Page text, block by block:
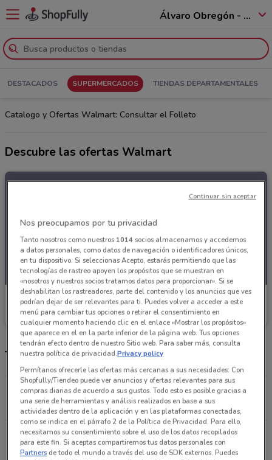
Álvaro Obregón - 01520
DESTACADOS SUPERMERCADOS TIENDAS DEPARTAMENTALES
Catalogo y Ofertas Walmart: Consultar el Folleto
Descubre las ofertas Walmart
Walmart
Caduca el 13/09
Tienda Walmart y horarios
Georgia, 53 Ciudad De México
604 m
CERRADO
DAKOTA 95 NAPOLES Ciudad De México
793 m
Nos preocupamos por tu privacidad
Tanto nosotros como nuestros 1014socios almacenamos y accedemos
a datos personales, como datos de navegación o identificadores únicos,
en tu dispositivo. Si seleccionas Acepto, estarás permitiendo que las
tecnologías de rastreo apoyen los propósitos que se muestran en
«nosotros y nuestros socios tratamos datos para proporcionar». Si se
deshabilitan los rastreadores, parte del contenido y los anuncios que ves
podrían dejar de ser relevantes para ti. Puedes volver a acceder a este
menú para cambiar tus opciones o retirar el consentimiento en
cualquier momento haciendo clic en el enlace «Mostrar los propósitos»
que aparece en el en la parte inferior de la página web. Tus opciones
tendrán efecto dentro de nuestro Sitio web. Para saber más, consulta
nuestra política de privacidad.Privacy policy
Permítanos ofrecerle las ofertas más cercanas a sus necesidades: Con
Shopfully/Tiendeo puede ver anuncios y ofertas relevantes para sus
compras diarias de acuerdo a sus gustos. Todo esto es posible gracias a
una serie de herramientas y análisis realizados en base a sus
actividades dentro de la aplicación y en las plataformas conectadas,
como se indica en el párrafo 2 de la Política de Privacidad. Para ello,
necesitamos su consentimiento sobre el uso de los datos recopilados
para este fin. Si aceptas compartiremos tus datos personales con
Partners de todo el mundo a través del uso de SDK externos. Puedes
Continuar sin aceptar